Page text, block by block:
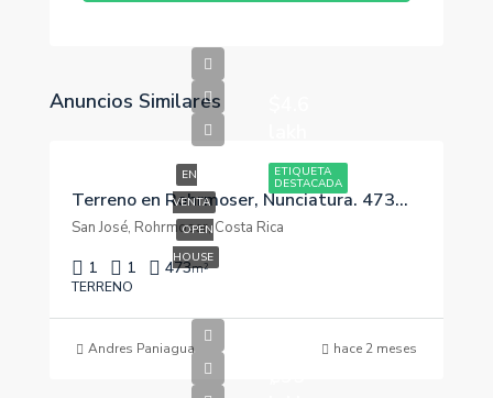
Anuncios Similares
ETIQUETA
DESTACADA
EN
VENTA
OPEN
HOUSE
Terreno en Rohrmoser, Nunciatura. 473m2. Para Desarrollar¡¡
San José, Rohrmoser, Costa Rica
1 1 473m²
TERRENO
Andres Paniagua hace 2 meses